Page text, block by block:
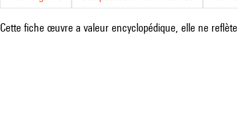
Cette fiche œuvre a valeur encyclopédique, elle ne